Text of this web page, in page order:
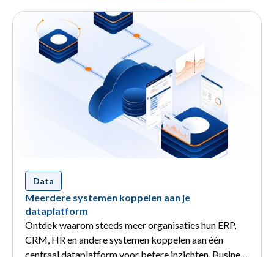
Data
Meerdere systemen koppelen aan je
dataplatform
Ontdek waarom steeds meer organisaties hun ERP,
CRM, HR en andere systemen koppelen aan één
centraal dataplatform voor betere inzichten, Business